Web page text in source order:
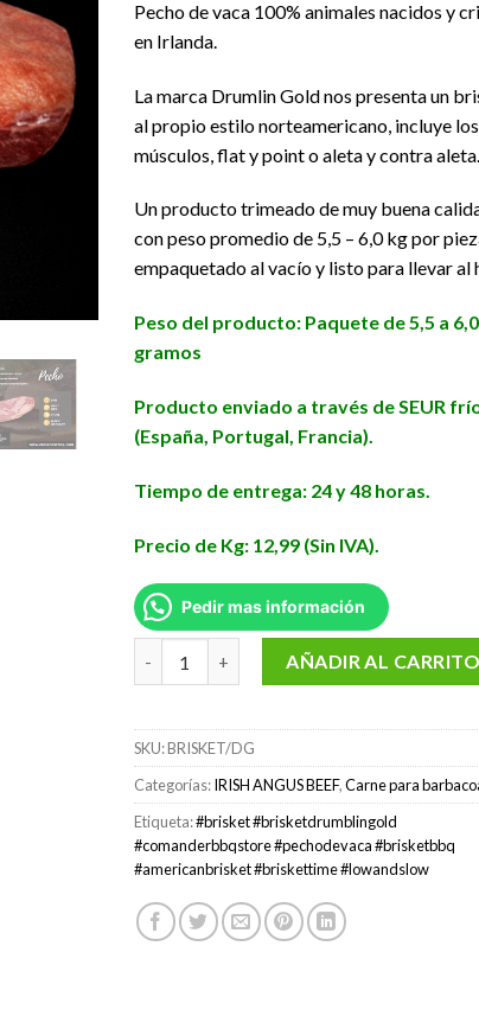
base a
valoración
de un
Pecho de vaca 100% animales nacidos y
en Irlanda.
La marca Drumlin Gold nos presenta un
al propio estilo norteamericano, incluye
músculos, flat y point o aleta y contra aleta.
Un producto trimeado de muy buena
con peso promedio de 5,5 – 6,0 kg por
empaquetado al vacío y listo para llevar al
Peso del producto: Paquete de 5,5 a 6,0
gramos
Producto enviado a través de SEUR
(España, Portugal, Francia).
Tiempo de entrega: 24 y 48 horas.
Precio de Kg: 12,99 (Sin IVA).
Pedir mas información
Pecho de vaca "Brisket" Drumlin Gold
AÑADIR AL CARRITO
SKU:BRISKET/DG
Categorías:IRISH ANGUS BEEF,Carne para
Etiqueta:#brisket #brisketdrumblingold
#comanderbbqstore #pechodevaca #brisketbbq
#americanbrisket #briskettime #lowandslow